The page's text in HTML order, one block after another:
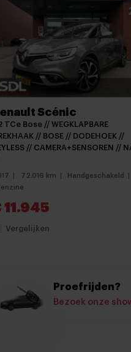
Scénic
TCe Bose // WEGKLAPBARE
// BOSE // DODEHOEK //
// CAMERA+SENSOREN //
72.016 km
Handgeschakeld
11.945
Vergelijken
Proefrijden?
Bezoek onze